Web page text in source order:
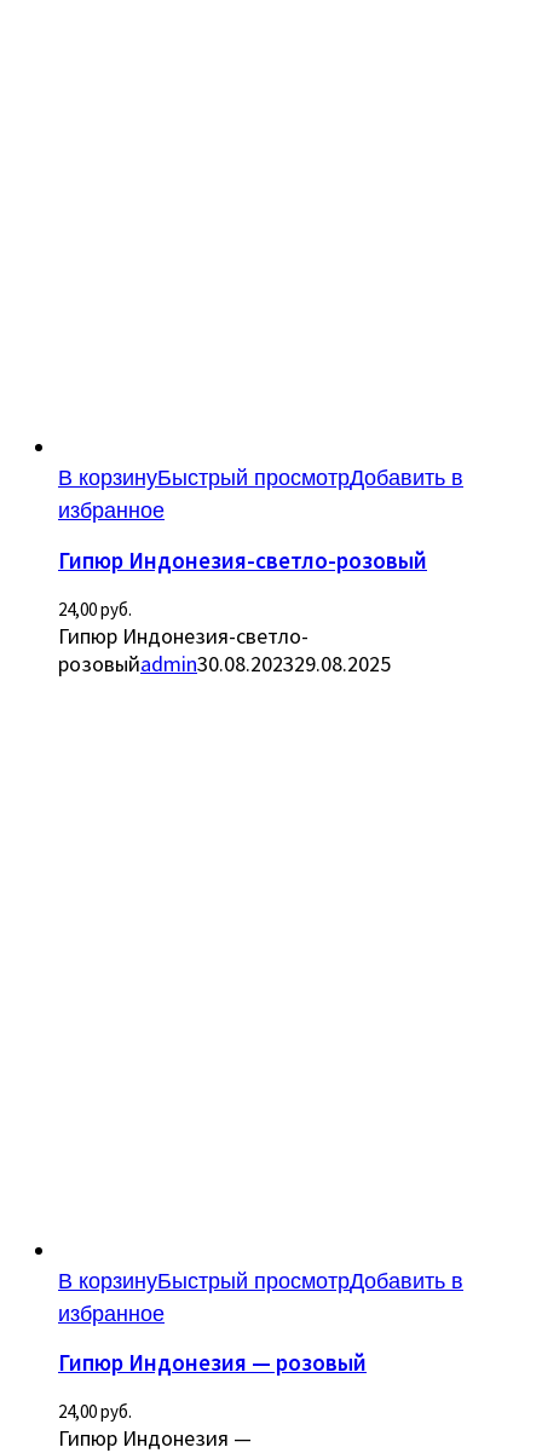
В корзинуБыстрый просмотрДобавить в
избранное
Гипюр Индонезия-светло-розовый
24,00руб.
Гипюр Индонезия-светло-
розовыйadmin30.08.202329.08.2025
В корзинуБыстрый просмотрДобавить в
избранное
Гипюр Индонезия — розовый
24,00руб.
Гипюр Индонезия —